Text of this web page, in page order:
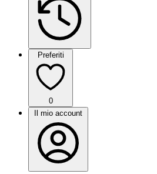
Preferiti
0
Il mio account